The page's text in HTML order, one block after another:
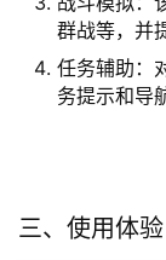
群战等，并
任务辅助：
务提示和导
三、使用体验